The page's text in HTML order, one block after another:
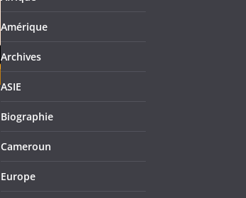
Amérique
Archives
ASIE
Biographie
Cameroun
Europe